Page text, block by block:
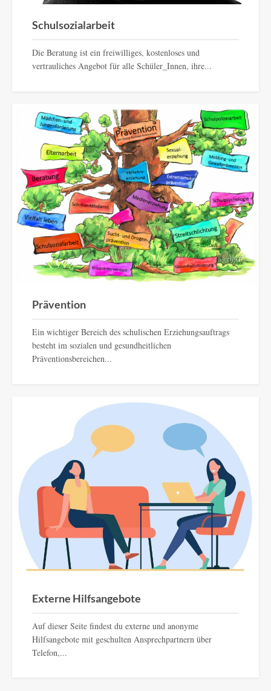
Schulsozialarbeit
Die Beratung ist ein freiwilliges, kostenloses und
vertrauliches Angebot für alle Schüler_Innen, ihre...
Prävention
EXPAND DETAILS
Prävention
Ein wichtiger Bereich des schulischen Erziehungsauftrags
besteht im sozialen und gesundheitlichen
Präventionsbereichen...
Externe Hilfsangebote
EXPAND DETAILS
Externe Hilfsangebote
Auf dieser Seite findest du externe und anonyme
Hilfsangebote mit geschulten Ansprechpartnern über
Telefon,...